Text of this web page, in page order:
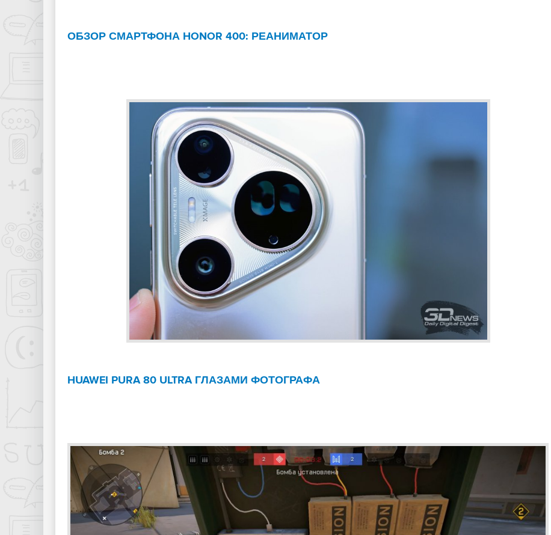
ОБЗОР СМАРТФОНА HONOR 400: РЕАНИМАТОР
HUAWEI PURA 80 ULTRA ГЛАЗАМИ ФОТОГРАФА